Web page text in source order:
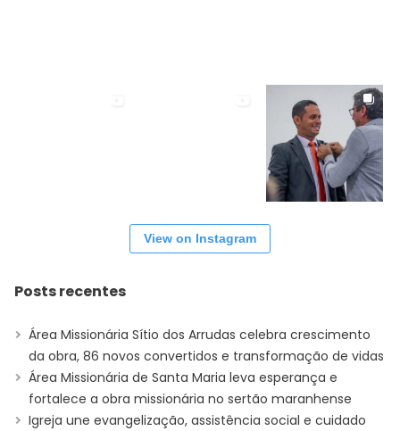
View on Instagram
Posts recentes
Área Missionária Sítio dos Arrudas celebra crescimento
da obra, 86 novos convertidos e transformação de vidas
Área Missionária de Santa Maria leva esperança e
fortalece a obra missionária no sertão maranhense
Igreja une evangelização, assistência social e cuidado